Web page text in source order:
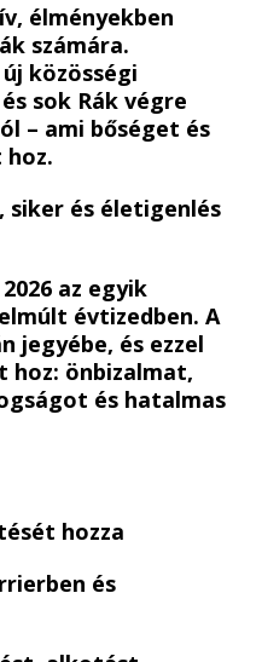
élményekben
számára.
közösségi
sok Rák végre
– ami bőséget és
siker és életigenlés
az egyik
évtizedben. A
jegyébe, és ezzel
hoz: önbizalmat,
és hatalmas
hozza
és